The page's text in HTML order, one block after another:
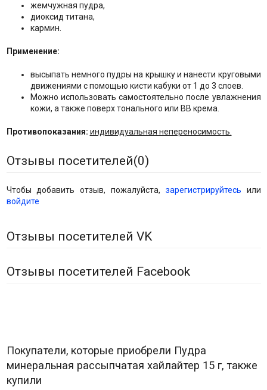
жемчужная пудра,
диоксид титана,
кармин.
Применение:
высыпать немного пудры на крышку и нанести круговыми
движениями с помощью кисти кабуки от 1 до 3 слоев.
Можно использовать самостоятельно после увлажнения
кожи, а также поверх тонального или ВВ крема.
Противопоказания: индивидуальная непереносимость.
Отзывы посетителей(0)
Чтобы добавить отзыв, пожалуйста, зарегистрируйтесь или
войдите
Отзывы посетителей VK
Отзывы посетителей Facebook
Покупатели, которые приобрели Пудра
минеральная рассыпчатая хайлайтер 15 г, также
купили